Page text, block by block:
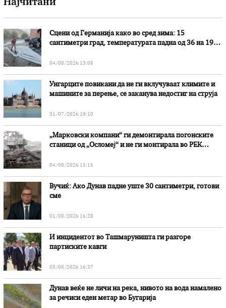
Најчитани
Сцени од Германија како во сред зима: 15
сантиметри град, температурата падна од 36 на 19
04/08/2026 13:08
Унгарците повикани да не ги вклучуваат климите и
машините за перење, се заканува недостиг на струја
31/07/2026 19:10
„Марковски компани“ ги демонтирала погонските
станици од „Осломеј“ и не ги монтирала во РЕК
04/08/2026 15:15
Вучиќ: Ако Дунав падне уште 30 сантиметри, готови
сме
01/08/2026 16:28
И инцидентот во Ташмаруништa ги разгоре
партиските кавги
03/08/2026 16:37
Дунав веќе не личи на река, нивото на вода намалено
за речиси еден метар во Бугарија